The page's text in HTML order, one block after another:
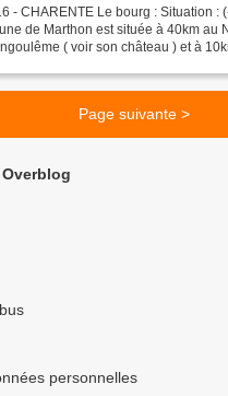
- CHARENTE Le bourg : Situation :
de Marthon est située à 40km au
( voir son château ) et à
Page suivante >
personnelles